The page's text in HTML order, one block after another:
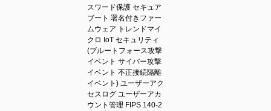
スワード保護 セキュア
ブート 署名付きファー
ムウェア トレンドマイ
クロ IoT セキュリティ
(ブルートフォース攻撃
イベント サイバー攻撃
イベント 不正接続隔離
イベント) ユーザーアク
セスログ ユーザーアカ
ウント管理 FIPS 140-2